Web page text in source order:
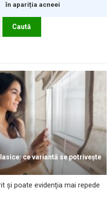
în apariția acneei
ce variantă se potrivește
și poate evidenția mai repede